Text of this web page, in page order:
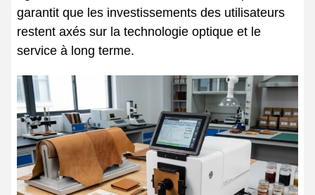
garantit que les investissements des utilisateurs
restent axés sur la technologie optique et le
service à long terme.